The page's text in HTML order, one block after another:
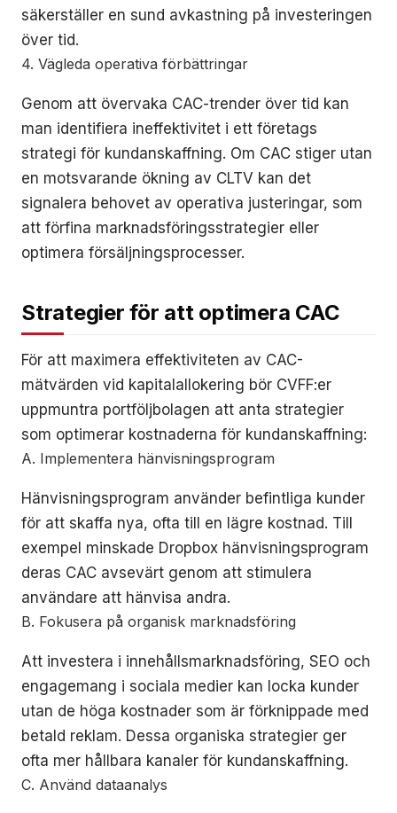
säkerställer en sund avkastning på investeringen
över tid.
4. Vägleda operativa förbättringar
Genom att övervaka CAC-trender över tid kan
man identifiera ineffektivitet i ett företags
strategi för kundanskaffning. Om CAC stiger utan
en motsvarande ökning av CLTV kan det
signalera behovet av operativa justeringar, som
att förfina marknadsföringsstrategier eller
optimera försäljningsprocesser.
Strategier för att optimera CAC
För att maximera effektiviteten av CAC-
mätvärden vid kapitalallokering bör CVFF:er
uppmuntra portföljbolagen att anta strategier
som optimerar kostnaderna för kundanskaffning:
A. Implementera hänvisningsprogram
Hänvisningsprogram använder befintliga kunder
för att skaffa nya, ofta till en lägre kostnad. Till
exempel minskade Dropbox hänvisningsprogram
deras CAC avsevärt genom att stimulera
användare att hänvisa andra.
B. Fokusera på organisk marknadsföring
Att investera i innehållsmarknadsföring, SEO och
engagemang i sociala medier kan locka kunder
utan de höga kostnader som är förknippade med
betald reklam. Dessa organiska strategier ger
ofta mer hållbara kanaler för kundanskaffning.
C. Använd dataanalys